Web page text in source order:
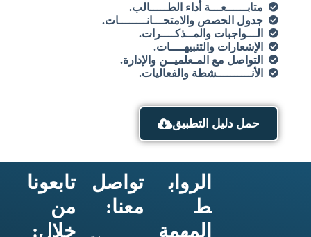
متابــــــعـــة أداء الطـــــالب.
جدول الحصص والامتحـــانــــــــات.
الـــواجبات والمــذكــــرات.
الإشعارات والتنبيهــــات.
التواصل مع المـعلميــن والإدارة.
الأنــــــــــشطة والفعاليات.
حمل دليل التطبيق
الرواب
ط
المهمة
تواصل
معنا:
تابعونا
من
خلال: